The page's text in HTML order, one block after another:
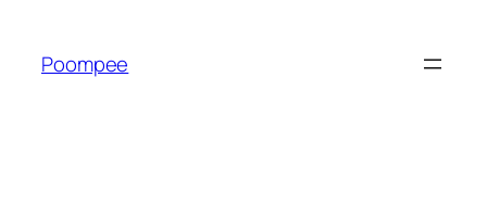
Poompee